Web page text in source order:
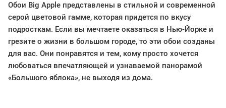
Обои Big Apple представлены в стильной и современной
серой цветовой гамме, которая придется по вкусу
подросткам. Если вы мечтаете оказаться в Нью-Йорке и
грезите о жизни в большом городе, то эти обои созданы
для вас. Они понравятся и тем, кому просто хочется
любоваться впечатляющей и узнаваемой панорамой
«Большого яблока», не выходя из дома.